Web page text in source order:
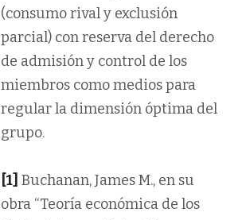
(consumo rival y exclusión
parcial) con reserva del derecho
de admisión y control de los
miembros como medios para
regular la dimensión óptima del
grupo.
[1] Buchanan, James M., en su
obra “Teoría económica de los